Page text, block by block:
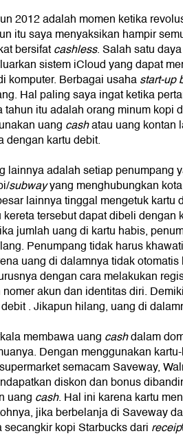
2012 adalah momen ketika
itu saya menyaksikan hampir
bersifatcashless. Salah satu
sistem iCloud yang dapat
komputer. Berbagai usahastart-up
Hal paling saya ingat ketika
tahun itu adalah orang minum kopi
uang cashatau uang kontan
dengan kartu debit.
lainnya adalah setiap penumpang
subwayyang menghubungkan
lainnya tinggal mengetuk kartu
tersebut dapat dibeli dengan
jumlah uang di kartu habis,
Penumpang tidak harus
uang di dalamnya tidak
dengan cara melakukan
akun dan identitas diri.
. Jikapun hilang, uang di
membawa uang cashdalam
Dengan menggunakan
semacam Saveway,
diskon dan bonus
uang cash. Hal ini karena kartu
jika berbelanja di Saveway
secangkir kopi Starbucks dari receip